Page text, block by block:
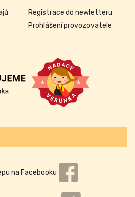
Registrace do newletteru
Prohlášení provozovatele
na Facebooku